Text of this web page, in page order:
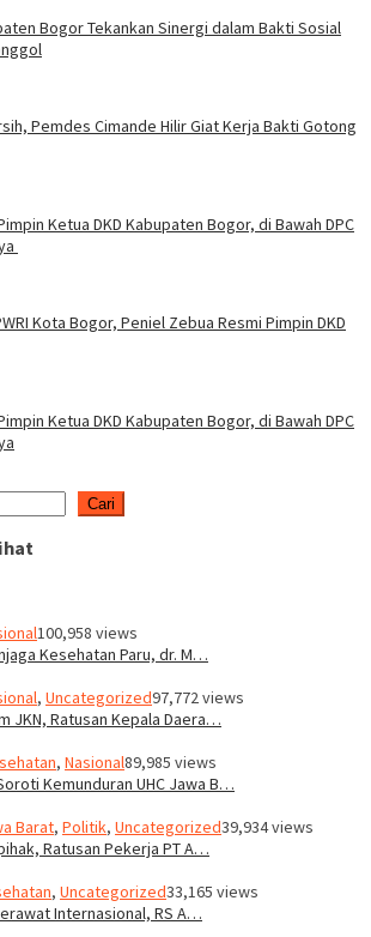
Bogor Tekankan Sinergi dalam Bakti Sosial
Pemdes Cimande Hilir Giat Kerja Bakti Gotong
Ketua DKD Kabupaten Bogor, di Bawah DPC
Kota Bogor, Peniel Zebua Resmi Pimpin DKD
Ketua DKD Kabupaten Bogor, di Bawah DPC
Cari
100,958 views
Kesehatan Paru, dr. M…
, Uncategorized97,772 views
JKN, Ratusan Kepala Daera…
, Nasional89,985 views
Kemunduran UHC Jawa B…
Barat, Politik, Uncategorized39,934 views
Ratusan Pekerja PT A…
, Uncategorized33,165 views
Internasional, RS A…